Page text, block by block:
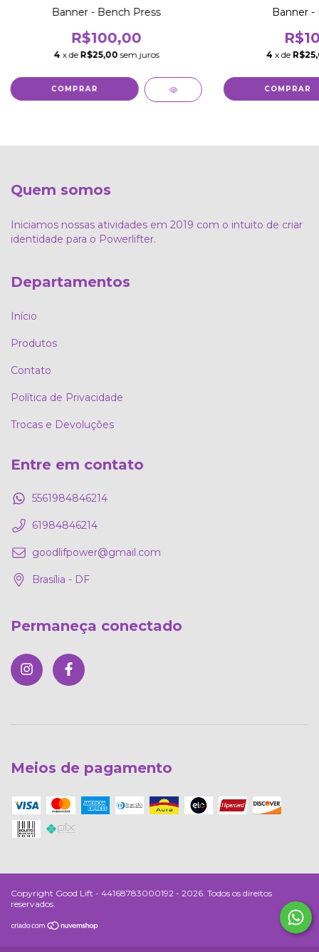
Banner - Bench Press
R$100,00
4 x de R$25,00 sem juros
Banner
4 x de
Quem somos
Iniciamos nossas atividades em 2019 com o intuito de criar
identidade para o Powerlifter.
Departamentos
Início
Produtos
Contato
Política de Privacidade
Trocas e Devoluções
Entre em contato
5561984846214
61984846214
goodlifpower@gmail.com
Brasília - DF
Permaneça conectado
Meios de pagamento
Copyright Good Lift - 44168783000192 - 2026. Todos os direitos
reservados.